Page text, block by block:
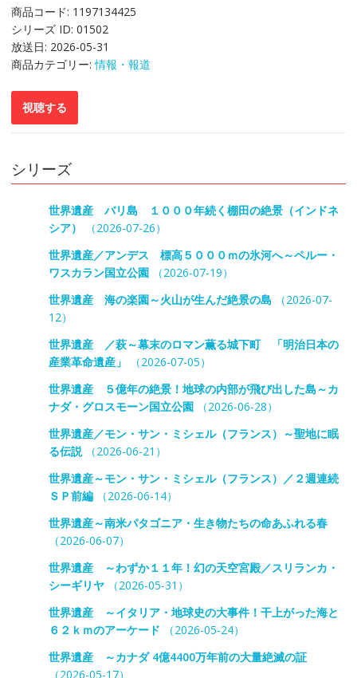
商品コード: 1197134425
シリーズ ID: 01502
放送日: 2026-05-31
商品カテゴリー:情報・報道
シリーズ
世界遺産 バリ島 １０００年続く棚田の絶景（インドネ
シア）
（2026-07-26）
世界遺産／アンデス 標高５０００ｍの氷河へ～ペルー・
ワスカラン国立公園（2026-07-19）
世界遺産 海の楽園～火山が生んだ絶景の島 （2026-07-
12）
世界遺産 ／萩～幕末のロマン薫る城下町 「明治日本の
産業革命遺産」
（2026-07-05）
世界遺産 ５億年の絶景！地球の内部が飛び出した島～カ
ナダ・グロスモーン国立公園（2026-06-28）
世界遺産／モン・サン・ミシェル（フランス）～聖地に眠
る伝説（2026-06-21）
世界遺産～モン・サン・ミシェル（フランス）／２週連続
ＳＰ前編（2026-06-14）
世界遺産～南米パタゴニア・生き物たちの命あふれる春
（2026-06-07）
世界遺産 ～わずか１１年！幻の天空宮殿／スリランカ・
シーギリヤ（2026-05-31）
世界遺産 ～イタリア・地球史の大事件！干上がった海と
６２ｋｍのアーケード （2026-05-24）
世界遺産 ～カナダ 4億4400万年前の大量絶滅の証
（2026-05-17）